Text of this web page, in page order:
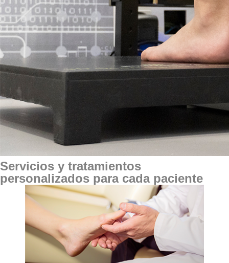
Servicios y tratamientos
personalizados para cada paciente